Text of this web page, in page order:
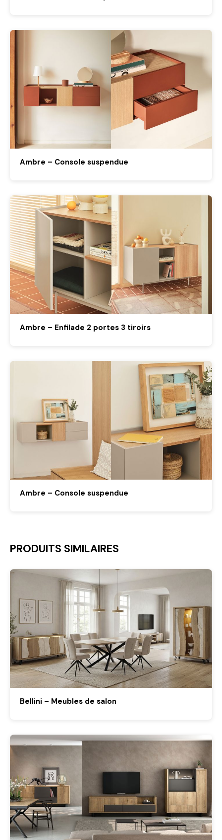
Ambre – Console suspendue
Ambre – Enfilade 2 portes 3 tiroirs
Ambre – Console suspendue
PRODUITS SIMILAIRES
Bellini – Meubles de salon